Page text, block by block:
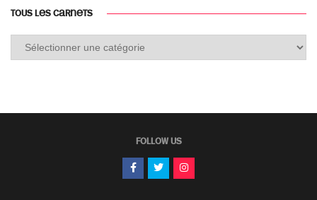
TOUS LES CARNETS
FOLLOW US